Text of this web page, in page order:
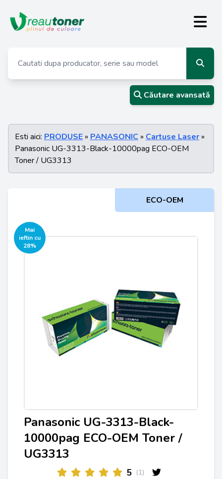
Căutare avansată
Esti aici: PRODUSE » PANASONIC » Cartuse Laser »
Panasonic UG-3313-Black-10000pag ECO-OEM
Toner / UG3313
ECO-OEM
Mai
ieftin cu
28%
Panasonic UG-3313-Black-
10000pag ECO-OEM Toner /
UG3313
5 (1)